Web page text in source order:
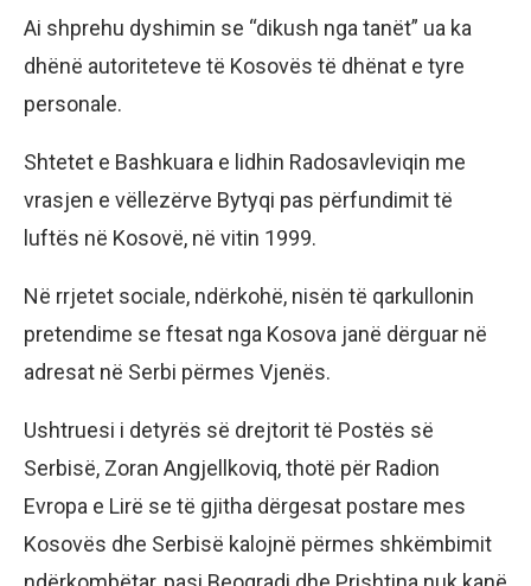
Ai shprehu dyshimin se “dikush nga tanët” ua ka
dhënë autoriteteve të Kosovës të dhënat e tyre
personale.
Shtetet e Bashkuara e lidhin Radosavleviqin me
vrasjen e vëllezërve Bytyqi pas përfundimit të
luftës në Kosovë, në vitin 1999.
Në rrjetet sociale, ndërkohë, nisën të qarkullonin
pretendime se ftesat nga Kosova janë dërguar në
adresat në Serbi përmes Vjenës.
Ushtruesi i detyrës së drejtorit të Postës së
Serbisë, Zoran Angjellkoviq, thotë për Radion
Evropa e Lirë se të gjitha dërgesat postare mes
Kosovës dhe Serbisë kalojnë përmes shkëmbimit